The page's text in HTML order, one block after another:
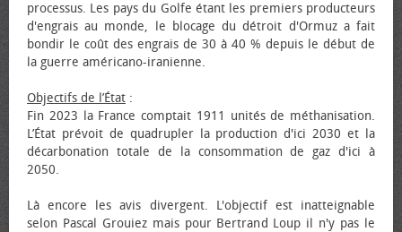
processus. Les pays du Golfe étant les premiers producteurs
d'engrais au monde, le blocage du détroit d'Ormuz a fait
bondir le coût des engrais de 30 à 40 % depuis le début de
la guerre américano-iranienne.
Objectifs de l’État :
Fin 2023 la France comptait 1911 unités de méthanisation.
L’État prévoit de quadrupler la production d'ici 2030 et la
décarbonation totale de la consommation de gaz d'ici à
2050.
Là encore les avis divergent. L'objectif est inatteignable
selon Pascal Grouiez mais pour Bertrand Loup il n'y pas le